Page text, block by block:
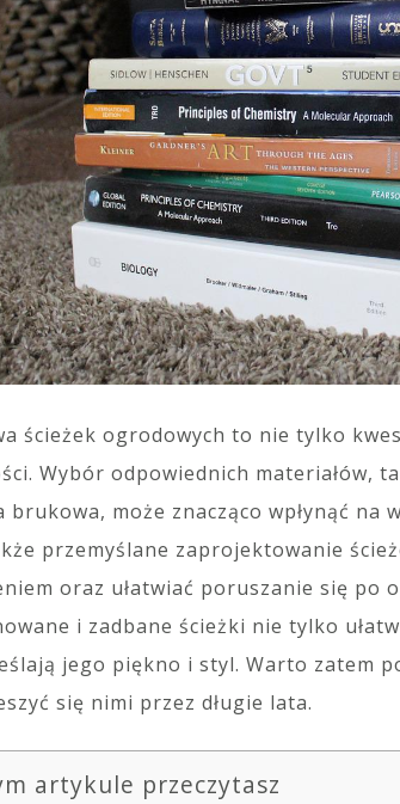
ścieżek ogrodowych to nie tylko
Wybór odpowiednich materiałów,
brukowa, może znacząco wpłynąć
przemyślane zaprojektowanie
oraz ułatwiać poruszanie się po
i zadbane ścieżki nie tylko
jego piękno i styl. Warto zatem
się nimi przez długie lata.
artykule przeczytasz